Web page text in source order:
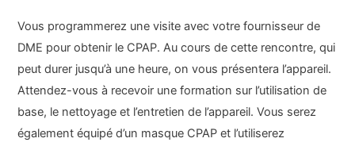
Vous programmerez une visite avec votre fournisseur de
DME pour obtenir le CPAP. Au cours de cette rencontre, qui
peut durer jusqu’à une heure, on vous présentera l’appareil.
Attendez-vous à recevoir une formation sur l’utilisation de
base, le nettoyage et l’entretien de l’appareil. Vous serez
également équipé d’un masque CPAP et l’utiliserez